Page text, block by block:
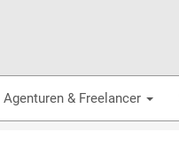
Agenturen & Freelancer